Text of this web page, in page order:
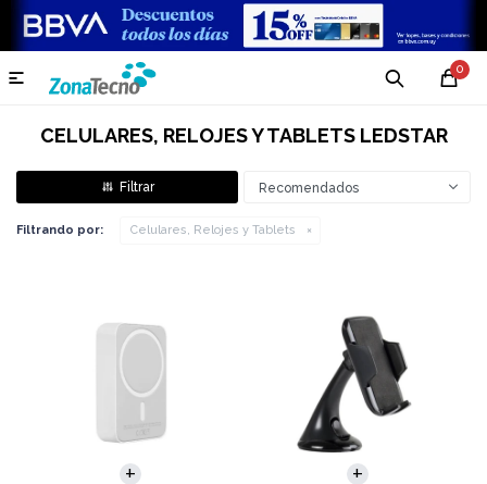
0

CELULARES, RELOJES Y TABLETS LEDSTAR
Recomendados
Filtrando por: Celulares, Relojes y Tablets